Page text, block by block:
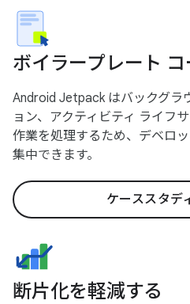
ボイラープレート
Android Jetpack はバックグラ
ョン、アクティビティ ライフ
作業を処理するため、デベロ
集中できます。
ケーススタデ
断片化を軽減する